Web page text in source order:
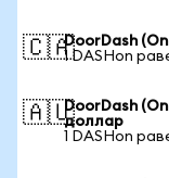
🇨🇦DoorDash
1 DASHon
🇦🇺DoorDash
доллар
1 DASHon